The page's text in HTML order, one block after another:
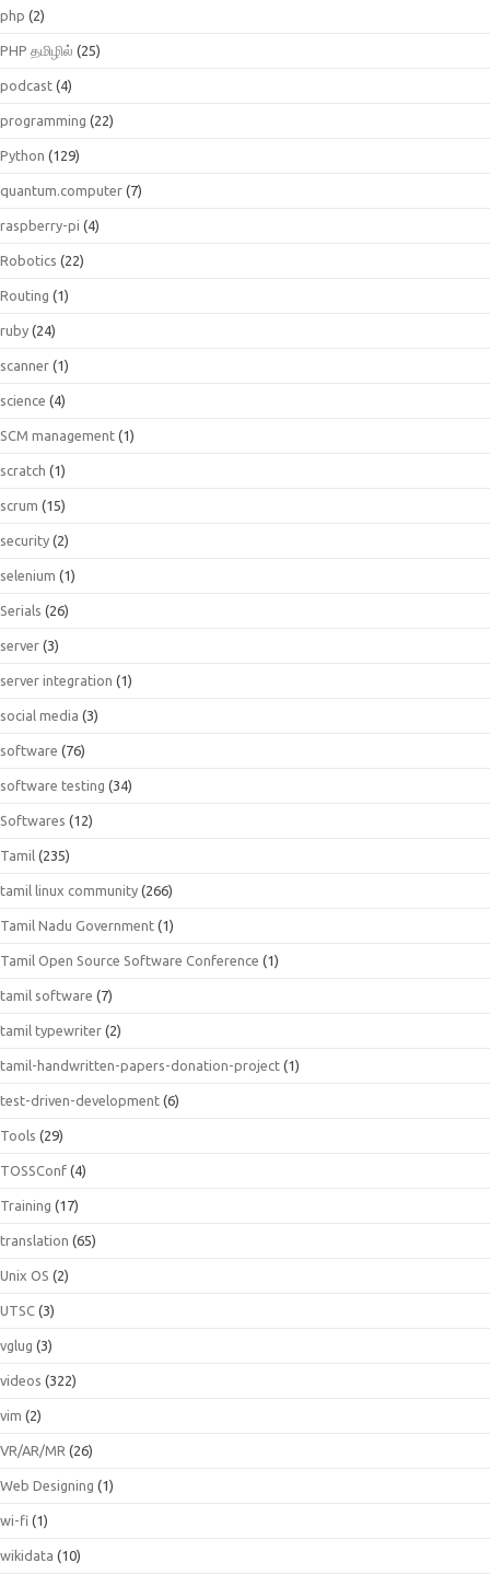
php (2)
PHP தமிழில் (25)
podcast (4)
programming (22)
Python (129)
quantum.computer (7)
raspberry-pi (4)
Robotics (22)
Routing (1)
ruby (24)
scanner (1)
science (4)
SCM management (1)
scratch (1)
scrum (15)
security (2)
selenium (1)
Serials (26)
server (3)
server integration (1)
social media (3)
software (76)
software testing (34)
Softwares (12)
Tamil (235)
tamil linux community (266)
Tamil Nadu Government (1)
Tamil Open Source Software Conference (1)
tamil software (7)
tamil typewriter (2)
tamil-handwritten-papers-donation-project (1)
test-driven-development (6)
Tools (29)
TOSSConf (4)
Training (17)
translation (65)
Unix OS (2)
UTSC (3)
vglug (3)
videos (322)
vim (2)
VR/AR/MR (26)
Web Designing (1)
wi-fi (1)
wikidata (10)